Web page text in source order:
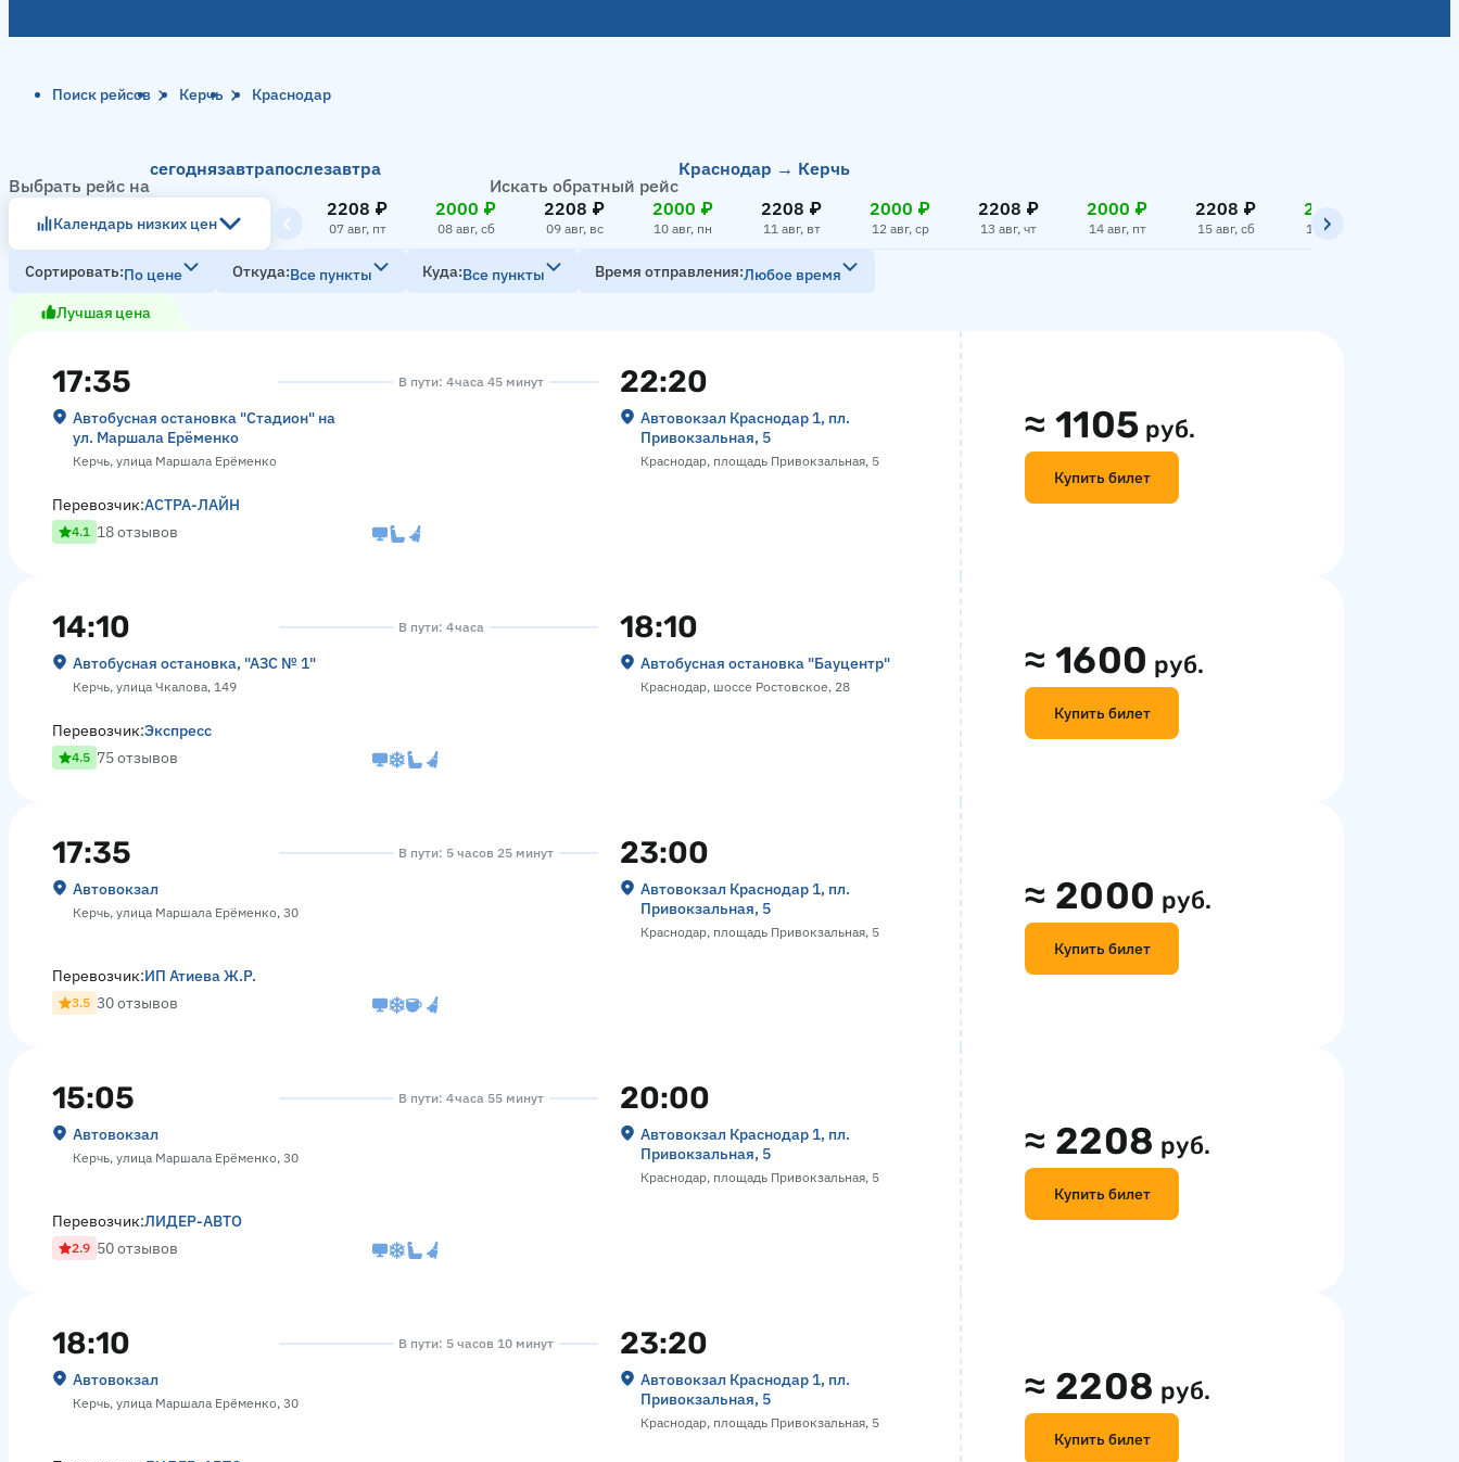
Поиск рейсов Керчь Краснодар
Выбрать рейс на
сегоднязавтрапослезавтра
Искать обратный рейс
Краснодар → Керчь
Календарь низких цен
2208 ₽
07 авг, пт
2000 ₽
08 авг, сб
2208 ₽
09 авг, вс
2000 ₽
10 авг, пн
2208 ₽
11 авг, вт
2000 ₽
12 авг, ср
2208 ₽
13 авг, чт
2000 ₽
14 авг, пт
2208 ₽
15 авг, сб
2000 ₽
16 авг, вс
Сортировать По цене Откуда Все пункты Куда Все пункты Время отправления Любое время
Лучшая цена
17:35
Автобусная остановка "Стадион" на
ул. Маршала Ерёменко
Керчь, улица Маршала Ерёменко
В пути: 4 часа 45 минут 22:20
Автовокзал Краснодар 1, пл.
Привокзальная, 5
Краснодар, площадь Привокзальная, 5
≈1105 руб.
Купить билет
Перевозчик:АСТРА-ЛАЙН
4.1 18 отзывов
14:10
Автобусная остановка, "АЗС № 1"
Керчь, улица Чкалова, 149
В пути: 4 часа 18:10
Автобусная остановка "Бауцентр"
Краснодар, шоссе Ростовское, 28
≈1600 руб.
Купить билет
Перевозчик:Экспресс
4.5 75 отзывов
17:35
Автовокзал
Керчь, улица Маршала Ерёменко, 30
В пути: 5 часов 25 минут 23:00
Автовокзал Краснодар 1, пл.
Привокзальная, 5
Краснодар, площадь Привокзальная, 5
≈ 2000 руб.
Купить билет
Перевозчик:ИП Атиева Ж.Р.
3.5 30 отзывов
15:05
Автовокзал
Керчь, улица Маршала Ерёменко, 30
В пути: 4 часа 55 минут 20:00
Автовокзал Краснодар 1, пл.
Привокзальная, 5
Краснодар, площадь Привокзальная, 5
≈ 2208 руб.
Купить билет
Перевозчик:ЛИДЕР-АВТО
2.9 50 отзывов
18:10
Автовокзал
Керчь, улица Маршала Ерёменко, 30
В пути: 5 часов 10 минут 23:20
Автовокзал Краснодар 1, пл.
Привокзальная, 5
Краснодар, площадь Привокзальная, 5
≈ 2208 руб.
Купить билет